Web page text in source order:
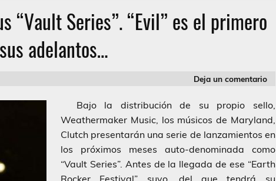
“Vault Series”. “Evil” es el primero
adelantos…
Deja un comentario
Bajo la distribución de su propio sello,
Weathermaker Music, los músicos de Maryland,
Clutch presentarán una serie de lanzamientos en
los próximos meses auto-denominada como
“Vault Series”. Antes de la llegada de ese “Earth